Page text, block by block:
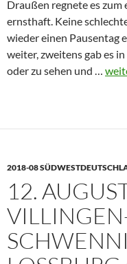
Draußen regnete es zum
ernsthaft. Keine
wieder einen Pausentag
weiter, zweitens gab es
oder zu sehen und … 13.
(73
km)
2018-08
12.